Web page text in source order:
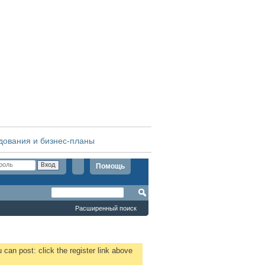
и бизнес-планы
Помощь
Расширенный поиск
can post: click the register link above